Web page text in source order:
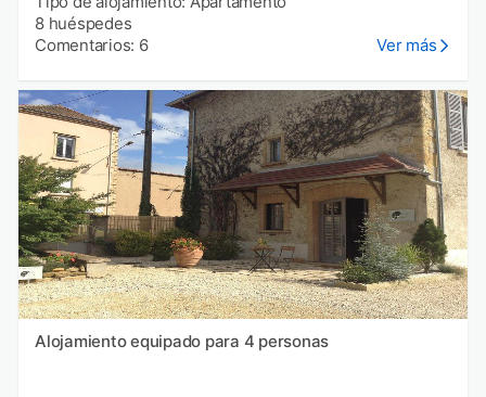
8 huéspedes
Comentarios: 6
Ver más
Alojamiento equipado para 4 personas